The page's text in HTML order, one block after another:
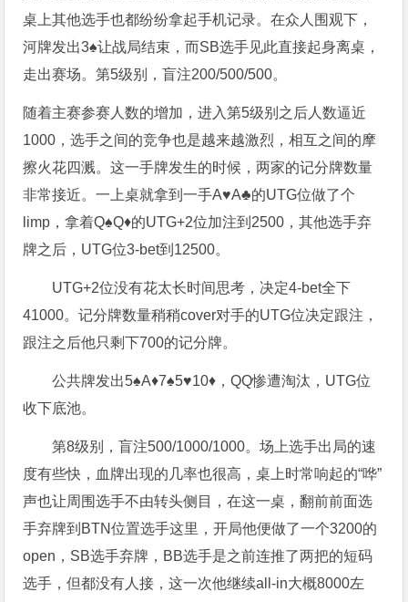
桌上其他选手也都纷纷拿起手机记录。在众人围观下，
河牌发出3♠让战局结束，而SB选手见此直接起身离桌，
走出赛场。第5级别，盲注200/500/500。
随着主赛参赛人数的增加，进入第5级别之后人数逼近
1000，选手之间的竞争也是越来越激烈，相互之间的摩
擦火花四溅。这一手牌发生的时候，两家的记分牌数量
非常接近。一上桌就拿到一手A♥A♣的UTG位做了个
limp，拿着Q♠Q♦的UTG+2位加注到2500，其他选手弃
牌之后，UTG位3-bet到12500。
UTG+2位没有花太长时间思考，决定4-bet全下
41000。记分牌数量稍稍cover对手的UTG位决定跟注，
跟注之后他只剩下700的记分牌。
公共牌发出5♠A♦7♠5♥10♦，QQ惨遭淘汰，UTG位
收下底池。
第8级别，盲注500/1000/1000。场上选手出局的速
度有些快，血牌出现的几率也很高，桌上时常响起的“哗”
声也让周围选手不由转头侧目，在这一桌，翻前前面选
手弃牌到BTN位置选手这里，开局他便做了一个3200的
open，SB选手弃牌，BB选手是之前连推了两把的短码
选手，但都没有人接，这一次他继续all-in大概8000左